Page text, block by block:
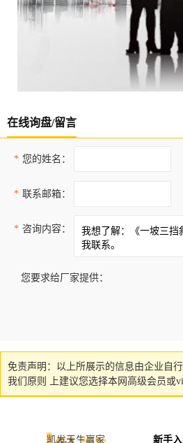
在线询盘/留言
* 您的姓名：
* 联系邮箱：
* 咨询内容：
您要求给厂家提供：
免责声明：以上所展示的信息由企业自
我们原则 上建议您选择本网高级会员或
凯发天生赢家 新手入